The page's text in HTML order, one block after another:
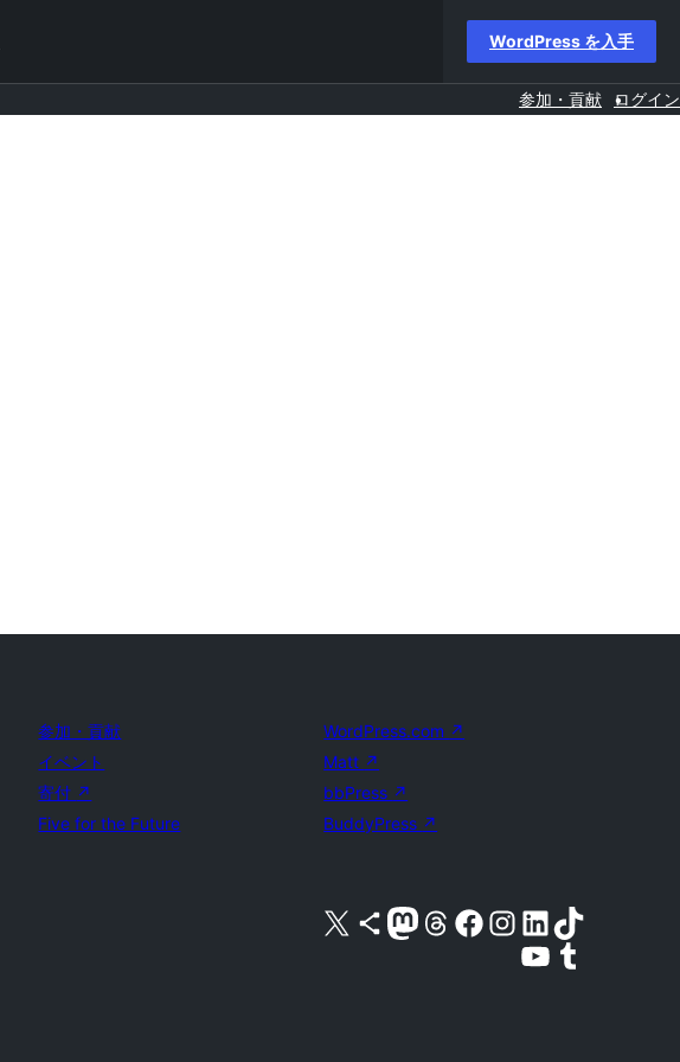
WordPress を入手
参加・貢献 ログイン
参加・貢献
イベント
寄付 ↗
Five for the Future
WordPress.com ↗
Matt ↗
bbPress ↗
BuddyPress ↗
X (旧 Twitter) アカウントへ Bluesky アカウントへ Mastodon アカウントへ Threads アカウントへ Facebook ページへ Instagram アカウントへ LinkedIn アカウントへTikTok アカウントへ
YouTube チャンネルへ Tumblr アカウントへ